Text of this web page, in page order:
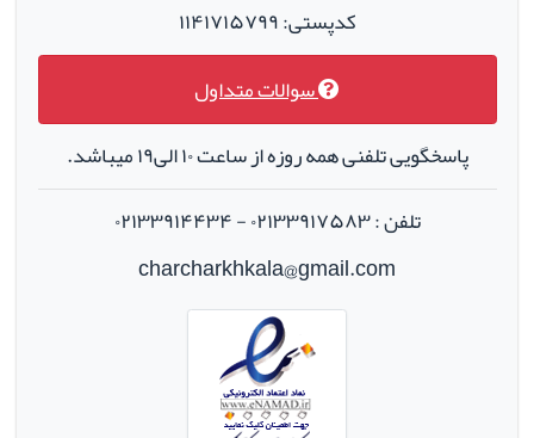
کدپستی: ۱۱۴۱۷۱۵۷۹۹
سوالات متداول
پاسخگویی تلفنی همه روزه از ساعت ۱۰ الی۱۹ میباشد.
تلفن : ۰۲۱۳۳۹۱۷۵۸۳ - ۰۲۱۳۳۹۱۴۴۳۴
charcharkhkala@gmail.com